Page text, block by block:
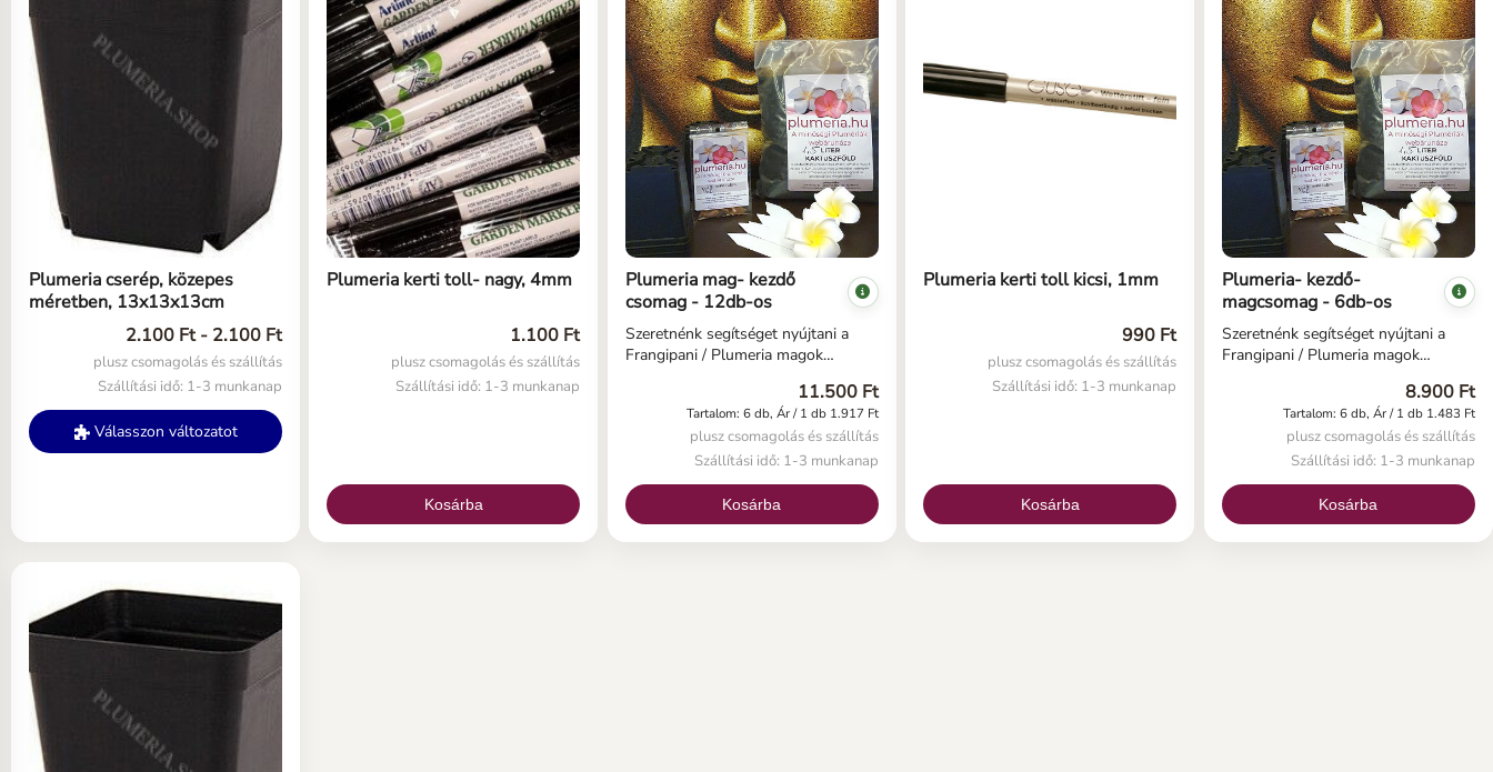
db kis cserép (7x7x8cm) 10 db nagy
növény tábla 1 db kerti toll 200g
Plumeria specialis tápanyag (NPK
Plumeria cserép, közepes
méretben, 13x13x13cm
2.100 Ft - 2.100 Ft
plusz csomagolás és szállítás
Szállítási idő: 1-3 munkanap
Válasszon változatot
Plumeria kerti toll- nagy, 4mm
1.100 Ft
plusz csomagolás és szállítás
Szállítási idő: 1-3 munkanap
Kosárba
Plumeria mag- kezdő
csomag - 12db-os
Szeretnénk segítséget nyújtani a
Frangipani / Plumeria magok
egy plumeria mag csomagot,
amelyben minden megtalálható, ami
a mag elültetéséhez első
alkalommal szükséges. Küldünk
mellé tájékoztatót is, de ha ennek
ellenére kérdésed lenne, kérlek
keress bizalommal! A plumeria
magcsomag tartalma: 2 csomag
11.500 Ft
Tartalom: 6 db, Ár / 1 db 1.917 Ft
plusz csomagolás és szállítás
Szállítási idő: 1-3 munkanap
Kosárba
Plumeria kerti toll kicsi, 1mm
990 Ft
plusz csomagolás és szállítás
Szállítási idő: 1-3 munkanap
Kosárba
Plumeria- kezdő-
magcsomag - 6db-os
Szeretnénk segítséget nyújtani a
Frangipani / Plumeria magok
egy plumeria mag csomagot,
amelyben minden megtalálható, ami
a mag elültetéséhez első
alkalommal szükséges. Küldünk
mellé tájékoztatót is, de ha ennek
ellenére kérdésed lenne, kérlek
keress bizalommal! A frangipáni
magcsomag tartalma: 1 csomag
8.900 Ft
Tartalom: 6 db, Ár / 1 db 1.483 Ft
plusz csomagolás és szállítás
Szállítási idő: 1-3 munkanap
Kosárba